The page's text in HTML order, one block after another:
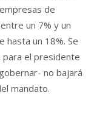
de
un 7% y un
hasta un 18%. Se
para el presidente
no bajará
mandato.